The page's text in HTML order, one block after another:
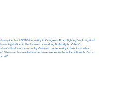
for LGBTQ+ equality in Congress. From fighting back against
legislation in the House to working tirelessly to defend
that our community deserves pro-equality champions who
Sherman for re-election because we know he will continue to be a
all.”